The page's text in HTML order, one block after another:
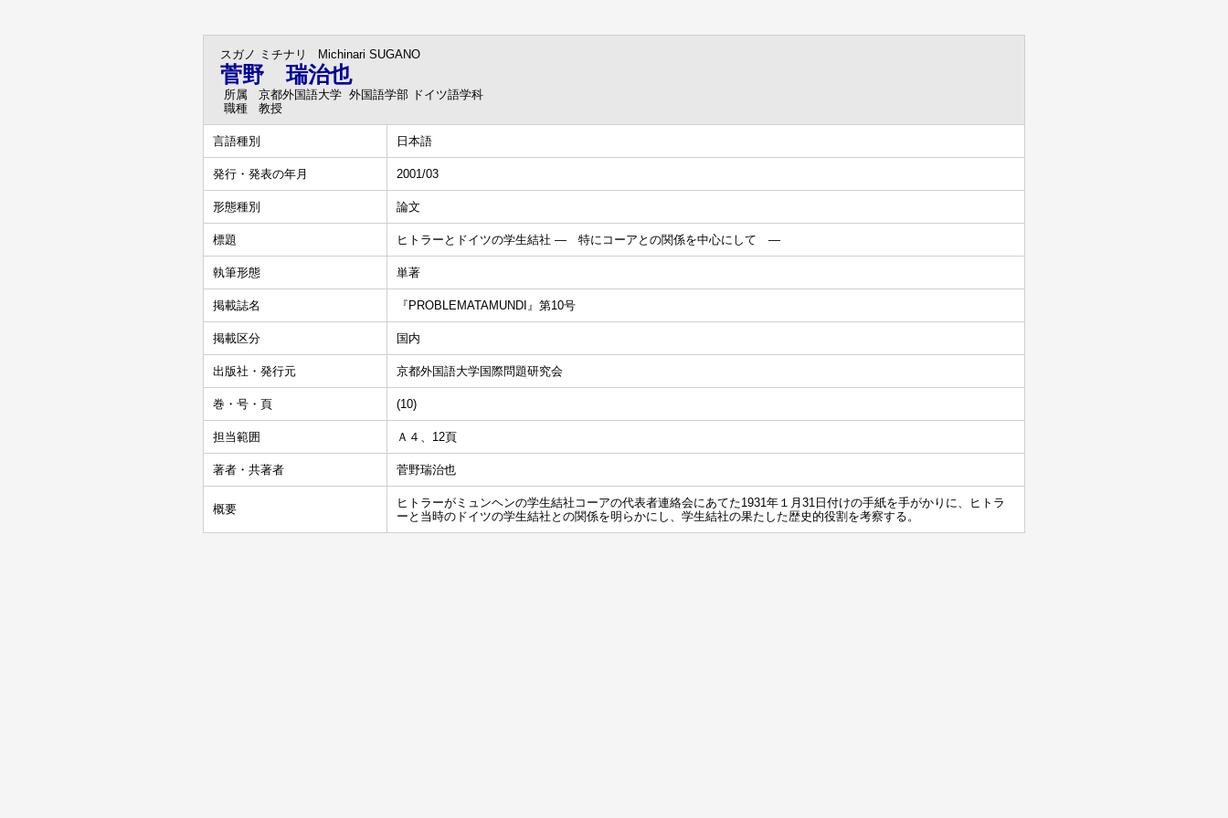
スガノ ミチナリ Michinari SUGANO
菅野 瑞治也
所属
京都外国語大学 外国語学部 ドイツ語学科
職種
教授
言語種別 日本語
発行・発表の年月 2001/03
形態種別 論文
標題 ヒトラーとドイツの学生結社 ― 特にコーアとの関係を中心にして ―
執筆形態 単著
掲載誌名 『PROBLEMATAMUNDI』第10号
掲載区分 国内
出版社・発行元 京都外国語大学国際問題研究会
巻・号・頁 (10)
担当範囲 Ａ４、12頁
著者・共著者 菅野瑞治也
概要
ヒトラーがミュンヘンの学生結社コーアの代表者連絡会にあてた1931年１月31日付けの手紙を手がかりに、ヒトラ
ーと当時のドイツの学生結社との関係を明らかにし、学生結社の果たした歴史的役割を考察する。